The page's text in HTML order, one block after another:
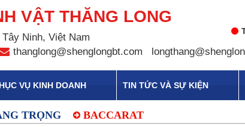
VẬT THĂNG LONG
Ninh, Việt Nam
thanglong@shenglongbt.com
VỤ KINH DOANH TIN TỨC VÀ SỰ KIỆN
TRỌNG BACCARAT